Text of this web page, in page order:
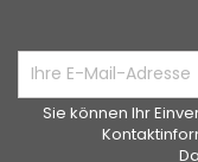
Sie können Ihr